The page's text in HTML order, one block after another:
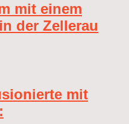
mit einem
der Zellerau
mit